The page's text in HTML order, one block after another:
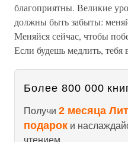
благоприятны. Великие
должны быть забыты:
Меняйся сейчас, чтобы
Если будешь медлить, тебя
Более 800 000
Получи 2 месяца
подарок и
чтением